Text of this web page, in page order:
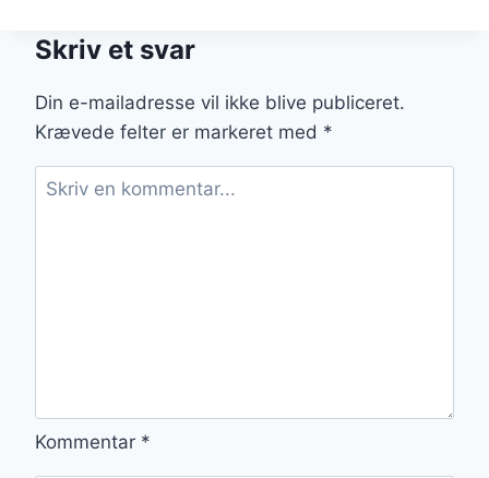
MED
FOR
DEN
KRYDREDE
SMAG
Skriv et svar
Din e-mailadresse vil ikke blive publiceret.
Krævede felter er markeret med *
Kommentar *